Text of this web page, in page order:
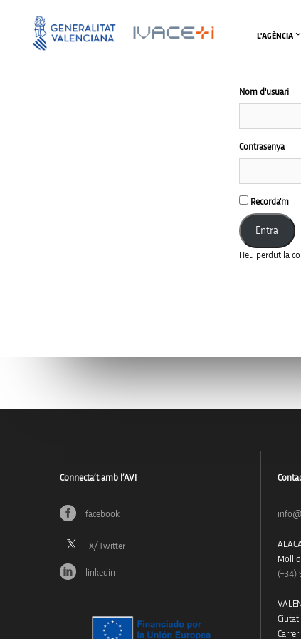
L'AGÈNCIA
Nom d'usuari
Contrasenya
Recorda'm
Heu perdut la
Connecta’t amb l’AVI
facebook
linkedin
Moll
(+34)
Ciutat